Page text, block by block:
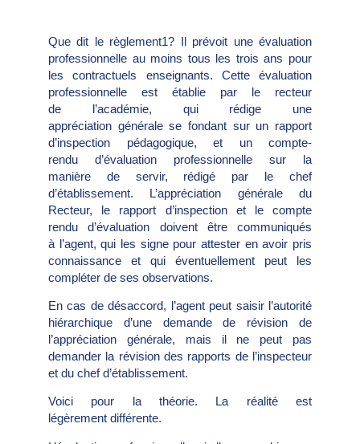
Que dit le règlement1? Il prévoit une évaluation
professionnelle au moins tous les trois ans pour
les contractuels enseignants. Cette évaluation
professionnelle est établie par le recteur
de l’académie, qui rédige une
appréciation générale se fondant sur un rapport
d’inspection pédagogique, et un compte-
rendu d’évaluation professionnelle sur la
manière de servir, rédigé par le chef
d’établissement. L’appréciation générale du
Recteur, le rapport d’inspection et le compte
rendu d’évaluation doivent être communiqués
à l’agent, qui les signe pour attester en avoir pris
connaissance et qui éventuellement peut les
compléter de ses observations.
En cas de désaccord, l’agent peut saisir l’autorité
hiérarchique d’une demande de révision de
l’appréciation générale, mais il ne peut pas
demander la révision des rapports de l’inspecteur
et du chef d’établissement.
Voici pour la théorie. La réalité est
légèrement différente.